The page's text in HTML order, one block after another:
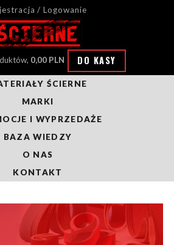
/ Logowanie
0,00 PLN DO KASY
ŚCIERNE
MARKI
I WYPRZEDAŻE
BAZA WIEDZY
O NAS
KONTAKT